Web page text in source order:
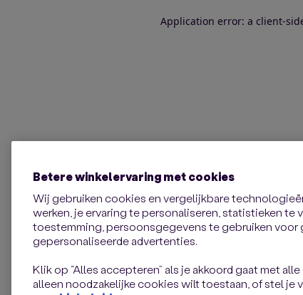
Application error: a client-
Betere winkelervaring met cookies
Wij gebruiken cookies en vergelijkbare
werken, je ervaring te personaliseren, statistieken te
toestemming, persoonsgegevens te gebruiken voor
gepersonaliseerde advertenties.
Klik op “Alles accepteren” als je akkoord gaat met
alleen noodzakelijke cookies wilt toestaan, of stel je